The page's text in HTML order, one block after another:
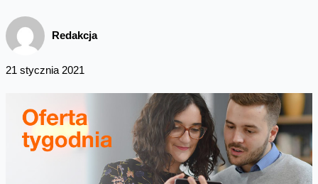
Redakcja
21 stycznia 2021